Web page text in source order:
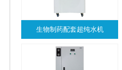
生物制药配套超纯水机
查看详情